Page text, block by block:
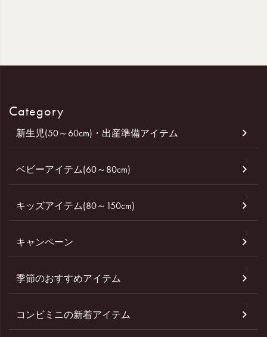
Category
新生児(50～60cm)・出産準備アイテム
ベビーアイテム(60～80cm)
キッズアイテム(80～150cm)
キャンペーン
季節のおすすめアイテム
コンビミニの新着アイテム